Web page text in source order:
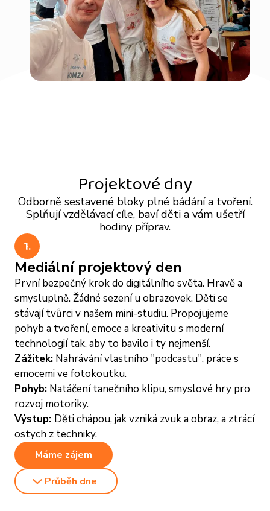
Projektové dny
Odborně sestavené bloky plné bádání a tvoření.
Splňují vzdělávací cíle, baví děti a vám ušetří
hodiny příprav.
1.
Mediální projektový den
První bezpečný krok do digitálního světa. Hravě a
smysluplně. Žádné sezení u obrazovek. Děti se
stávají tvůrci v našem mini-studiu. Propojujeme
pohyb a tvoření, emoce a kreativitu s moderní
technologií tak, aby to bavilo i ty nejmenší.
Zážitek: Nahrávání vlastního "podcastu", práce s
emocemi ve fotokoutku.
Pohyb: Natáčení tanečního klipu, smyslové hry pro
rozvoj motoriky.
Výstup: Děti chápou, jak vzniká zvuk a obraz, a ztrácí
ostych z techniky.
Máme zájem
Průběh dne